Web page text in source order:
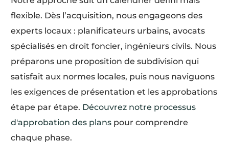
flexible. Dès l’acquisition, nous engageons des
experts locaux : planificateurs urbains, avocats
spécialisés en droit foncier, ingénieurs civils. Nous
préparons une proposition de subdivision qui
satisfait aux normes locales, puis nous naviguons
les exigences de présentation et les approbations
étape par étape. Découvrez notre processus
d'approbation des plans pour comprendre
chaque phase.